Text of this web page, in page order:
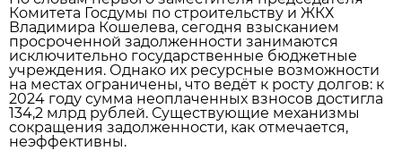
Комитета Госдумы по строительству и ЖКХ
Владимира Кошелева, сегодня взысканием
просроченной задолженности занимаются
исключительно государственные бюджетные
учреждения. Однако их ресурсные возможности
на местах ограничены, что ведёт к росту долгов: к
2024 году сумма неоплаченных взносов достигла
134,2 млрд рублей. Существующие механизмы
сокращения задолженности, как отмечается,
неэффективны.